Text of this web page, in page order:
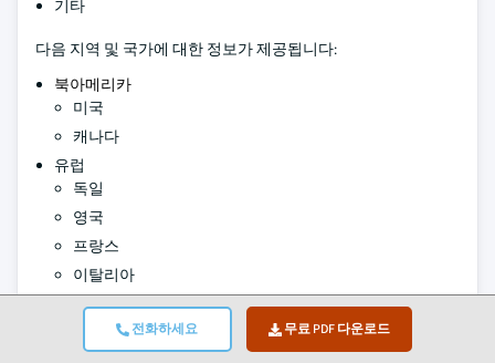
전화하세요 무료 PDF 다운로드
기타
다음 지역 및 국가에 대한 정보가 제공됩니다:
북아메리카
미국
캐나다
유럽
독일
영국
프랑스
이탈리아
스페인
러시아